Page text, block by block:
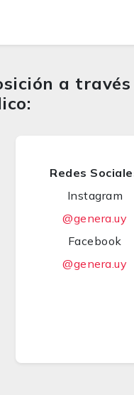
a
Redes
Instagram
@genera.uy
Facebook
@genera.uy